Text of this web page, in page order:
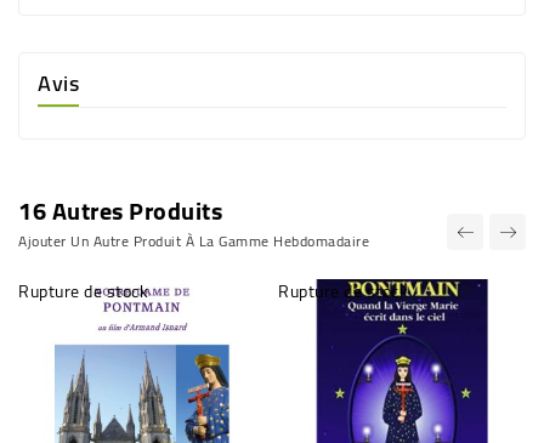
Avis
16 Autres Produits
Ajouter Un Autre Produit À La Gamme Hebdomadaire
Rupture de stock Rupture de stock